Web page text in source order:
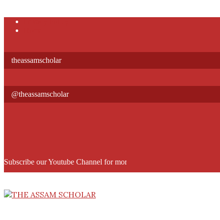
Skip
theassamscholar
@theassamscholar
Subscribe our Youtube Channel for more informative videos